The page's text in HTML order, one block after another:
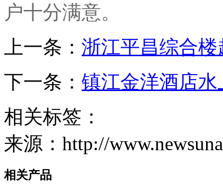
户十分满意。
上一条： 浙江平昌综合
下一条： 镇江金洋酒店
相关标签：
来源：http://
相关产品